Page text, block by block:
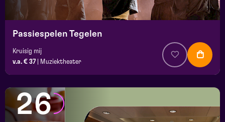
Passiespelen Tegelen
Kruisig mij
v.a. € 37
Muziektheater
26